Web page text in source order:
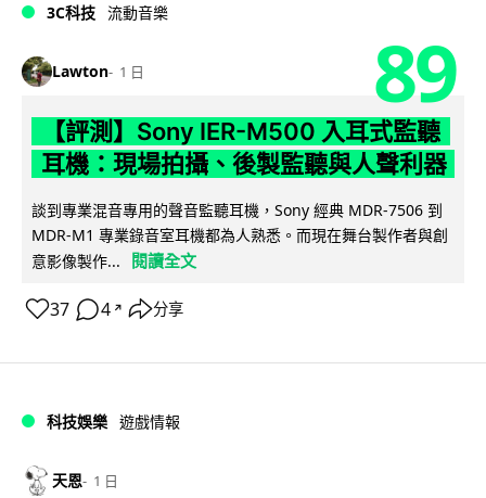
3C科技 流動音樂
Lawton 1 日 89
【評測】Sony IER-M500 入耳式監聽
耳機：現場拍攝、後製監聽與人聲利器
談到專業混音專用的聲音監聽耳機，Sony 經典 MDR-7506 到
MDR-M1 專業錄音室耳機都為人熟悉。而現在舞台製作者與創
意影像製作...
閱讀全文
37 4 ↗ 分享
科技娛樂 遊戲情報
天恩 1 日